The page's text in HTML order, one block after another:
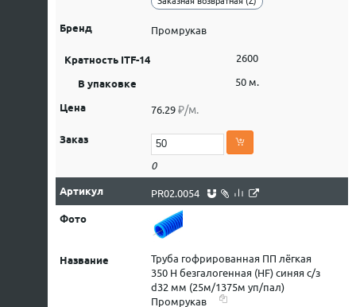
Промрукав
2600
50 м.
76.29 ₽/м.
0
PR02.0054
Труба гофрированная ПП лёгкая
350 Н безгалогенная (HF) синяя с/з
d32 мм (25м/1375м уп/пал)
Промрукав